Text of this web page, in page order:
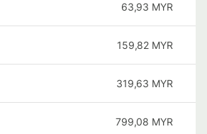
63,93 MYR
159,82 MYR
319,63 MYR
799,08 MYR